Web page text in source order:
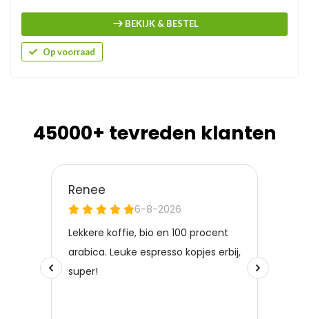
BEKIJK & BESTEL
Op voorraad
45000+ tevreden klanten